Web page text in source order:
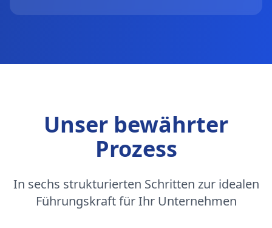
Unser bewährter
Prozess
In sechs strukturierten Schritten zur idealen
Führungskraft für Ihr Unternehmen